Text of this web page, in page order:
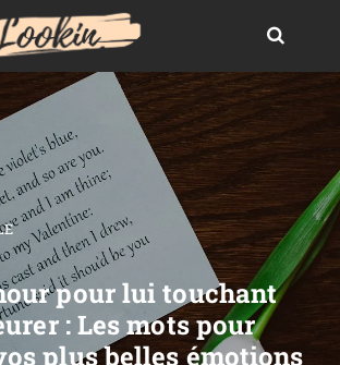
pour lui touchant
: Les mots pour
plus belles émotions